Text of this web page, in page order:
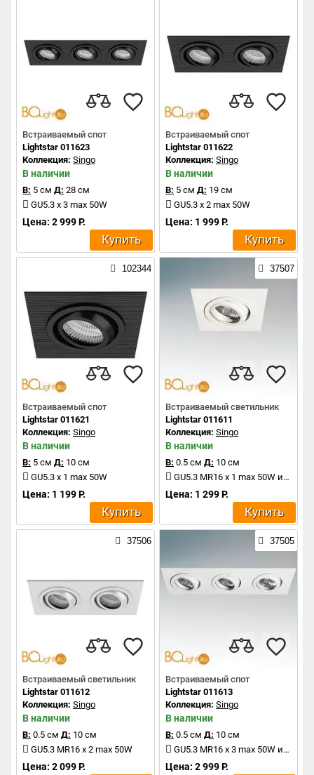
Встраиваемый спот
Lightstar 011623
Коллекция: Singo
В наличии
В: 5 см Д: 28 см
GU5.3 x 3 max 50W
Цена: 2 999 Р.
Купить
Встраиваемый спот
Lightstar 011622
Коллекция: Singo
В наличии
В: 5 см Д: 19 см
GU5.3 x 2 max 50W
Цена: 1 999 Р.
Купить
102344
Встраиваемый спот
Lightstar 011621
Коллекция: Singo
В наличии
В: 5 см Д: 10 см
GU5.3 x 1 max 50W
Цена: 1 199 Р.
Купить
37507
Встраиваемый светильник
Lightstar 011611
Коллекция: Singo
В наличии
В: 0.5 см Д: 10 см
GU5.3 MR16 x 1 max 50W или GU10 x 1 max 50W
Цена: 1 299 Р.
Купить
37506
Встраиваемый светильник
Lightstar 011612
Коллекция: Singo
В наличии
В: 0.5 см Д: 10 см
GU5.3 MR16 x 2 max 50W
Цена: 2 099 Р.
37505
Встраиваемый спот
Lightstar 011613
Коллекция: Singo
В наличии
В: 0.5 см Д: 10 см
GU5.3 MR16 x 3 max 50W или GU10 x 3 max 50W
Цена: 2 999 Р.